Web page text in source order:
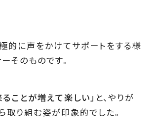
的に声をかけてサポートをする様
そのものです。
ことが増えて楽しい」 と、やりが
取り組む姿が印象的でした。